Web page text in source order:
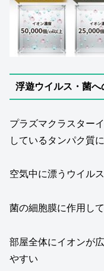
浮遊ウイルス・菌へ
プラズマクラスター
しているタンパク質
空気中に漂うウイル
菌の細胞膜に作用し
部屋全体にイオンが
やすい